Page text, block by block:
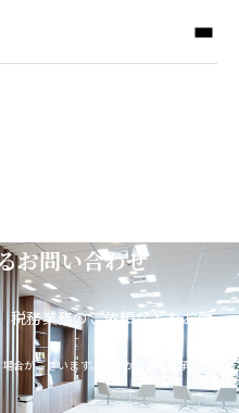
お問い合わせ
税務業務のご依頼などをお受
がございます。あらかじめご了承くだ